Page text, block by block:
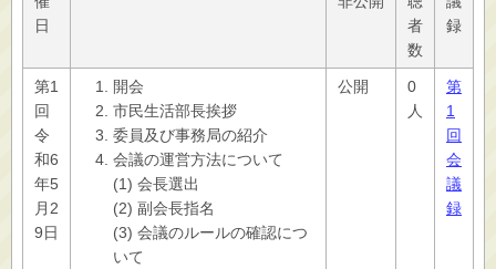
日
者
数
録
第1
回
令
和6
年5
月2
9日
開会
市民生活部長挨拶
委員及び事務局の紹介
会議の運営方法について
(1) 会長選出
(2) 副会長指名
(3) 会議のルールの確認につ
いて
公開
0
人
第
1
回
会
議
録